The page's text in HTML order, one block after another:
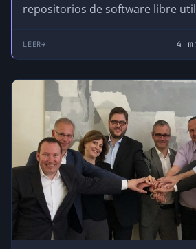
repositorios de software libre
(por no decir que es la más
actualmente), cargo que
desempeñado SourceForge y
Freshmeat. Por supuesto, desde
muchas empresas que han
alojar repositorios y la oferta es
interesante, pero GitHub había
una comunidad bastante
desarrolladores que publicaban
open source (código abierto que
necesariamente software libre).
LEER 4